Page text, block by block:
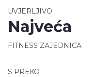
UVJERLJIVO
Najveća
FITNESS ZAJEDNICA
S PREKO